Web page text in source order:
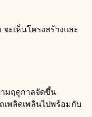
ะเห็นโครงสร้างและ
มฤดูกาลจัดขึ้น
พลิดเพลินไปพร้อมกับ